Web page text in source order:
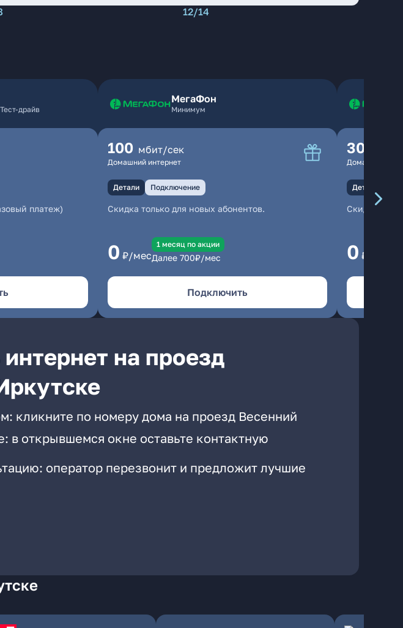
12/14
драйв
платеж)
МегаФон
Минимум
100 мбит/сек
Домашний интернет
Детали Подключение
Скидка только для новых абонентов.
0 ₽/мес
1 месяц по акции
Далее 700₽/мес
Подключить
300
Домашний
Детали
Скидка
0 ₽/мес
на проезд
кликните по номеру дома на проезд Весенний
в открывшемся окне оставьте контактную
оператор перезвонит и предложит лучшие